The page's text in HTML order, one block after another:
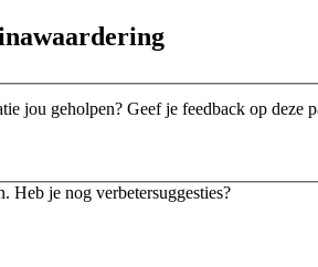
jou geholpen? Geef je feedback op deze
Heb je nog verbetersuggesties?